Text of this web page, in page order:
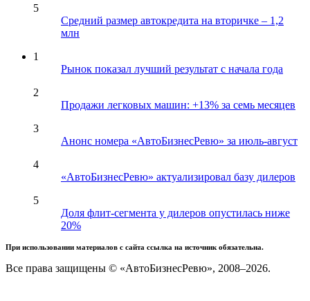
5
Средний размер автокредита на вторичке – 1,2
млн
1
Рынок показал лучший результат с начала года
2
Продажи легковых машин: +13% за семь месяцев
3
Анонс номера «АвтоБизнесРевю» за июль-август
4
«АвтоБизнесРевю» актуализировал базу дилеров
5
Доля флит-сегмента у дилеров опустилась ниже
20%
При использовании материалов с сайта ссылка на источник обязательна.
Все права защищены © «АвтоБизнесРевю», 2008–2026.